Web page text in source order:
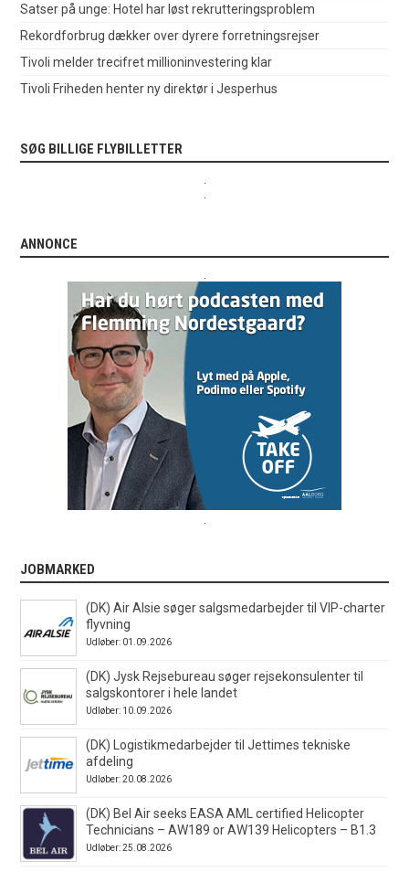
Satser på unge: Hotel har løst rekrutteringsproblem
Rekordforbrug dækker over dyrere forretningsrejser
Tivoli melder trecifret millioninvestering klar
Tivoli Friheden henter ny direktør i Jesperhus
SØG BILLIGE FLYBILLETTER
ANNONCE
JOBMARKED
(DK) Air Alsie søger salgsmedarbejder til VIP-charter
flyvning
Udløber: 01.09.2026
(DK) Jysk Rejsebureau søger rejsekonsulenter til
salgskontorer i hele landet
Udløber: 10.09.2026
(DK) Logistikmedarbejder til Jettimes tekniske
afdeling
Udløber: 20.08.2026
(DK) Bel Air seeks EASA AML certified Helicopter
Technicians – AW189 or AW139 Helicopters – B1.3
Udløber: 25.08.2026